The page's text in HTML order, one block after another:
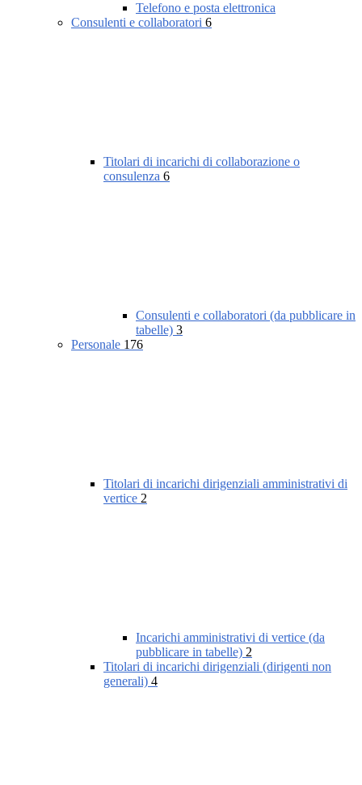
Telefono e posta elettronica
Consulenti e collaboratori 6
Titolari di incarichi di collaborazione o
consulenza 6
Consulenti e collaboratori (da pubblicare in
tabelle) 3
Personale 176
Titolari di incarichi dirigenziali amministrativi di
vertice 2
Incarichi amministrativi di vertice (da
pubblicare in tabelle) 2
Titolari di incarichi dirigenziali (dirigenti non
generali) 4